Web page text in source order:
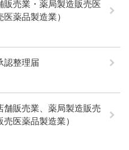
売業・薬局製造販売医
薬品製造業）
認整理届
販売業、薬局製造販売
医薬品製造業）